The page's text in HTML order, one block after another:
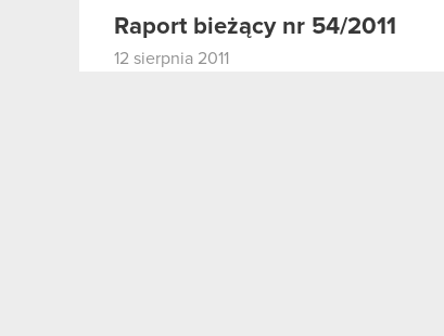
Raport bieżący nr 54/2011
12 sierpnia 2011